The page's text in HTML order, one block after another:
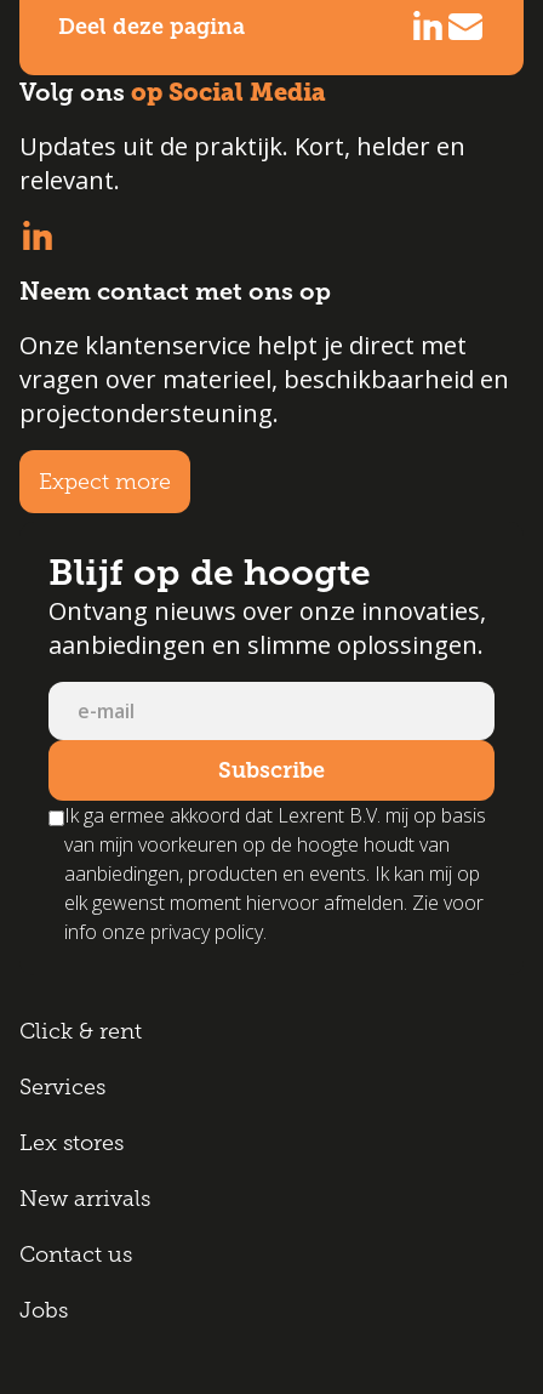
Deel deze pagina
Volg ons op Social Media
Updates uit de praktijk. Kort, helder en
relevant.
Neem contact met ons op
Onze klantenservice helpt je direct met
vragen over materieel, beschikbaarheid en
projectondersteuning.
Expect more
Blijf op de hoogte
Ontvang nieuws over onze innovaties,
aanbiedingen en slimme oplossingen.
Ik ga ermee akkoord dat Lexrent B.V. mij op basis
van mijn voorkeuren op de hoogte houdt van
aanbiedingen, producten en events. Ik kan mij op
elk gewenst moment hiervoor afmelden. Zie voor
info onze privacy policy.
Click & rent
Services
Lex stores
New arrivals
Contact us
Jobs